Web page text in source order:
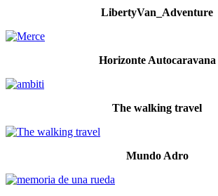
LibertyVan_Adventure
Horizonte Autocaravana
The walking travel
Mundo Adro